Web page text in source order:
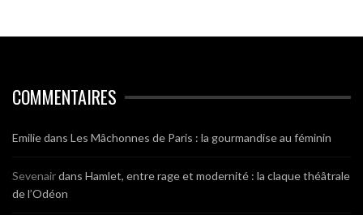
COMMENTAIRES
Emiliedans Les Mâchonnes de Paris : la gourmandise au féminin
Sevenairdans Hamlet, entre rage et modernité : la claque théâtrale
de l’Odéon